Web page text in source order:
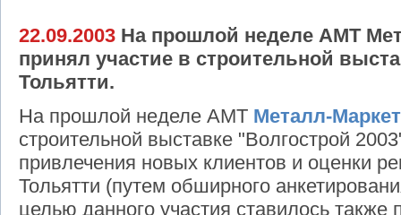
22.09.2003 На прошлой неделе АМТ
принял участие в строительной
Тольятти.
На прошлой неделе АМТ Металл-Маркет
строительной выставке "Волгострой
привлечения новых клиентов и оценки
Тольятти (путем обширного
целью данного участия ставилось также